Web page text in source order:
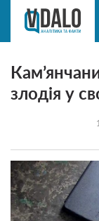
злодія у